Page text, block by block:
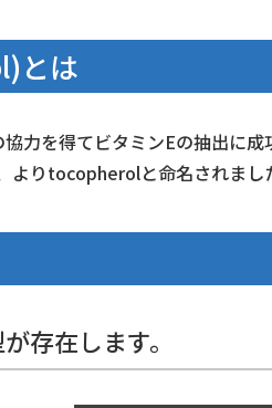
とは
力を得てビタミンEの抽出に
りtocopherolと命名されまし
存在します。